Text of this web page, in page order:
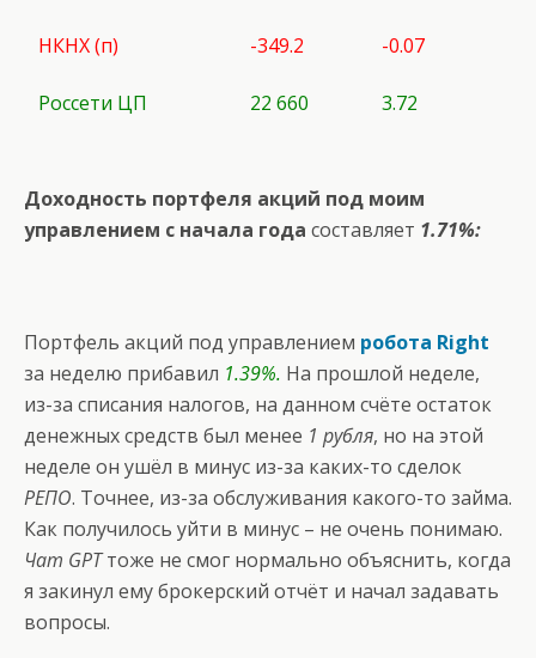
НКНХ (п) -349.2 -0.07
Россети ЦП 22 660 3.72
Доходность портфеля акций под моим
управлением с начала года составляет 1.71%:
Портфель акций под управлением робота Right
за неделю прибавил 1.39%. На прошлой неделе,
из-за списания налогов, на данном счёте остаток
денежных средств был менее 1 рубля, но на этой
неделе он ушёл в минус из-за каких-то сделок
РЕПО. Точнее, из-за обслуживания какого-то займа.
Как получилось уйти в минус – не очень понимаю.
Чат GPTтоже не смог нормально объяснить, когда
я закинул ему брокерский отчёт и начал задавать
вопросы.